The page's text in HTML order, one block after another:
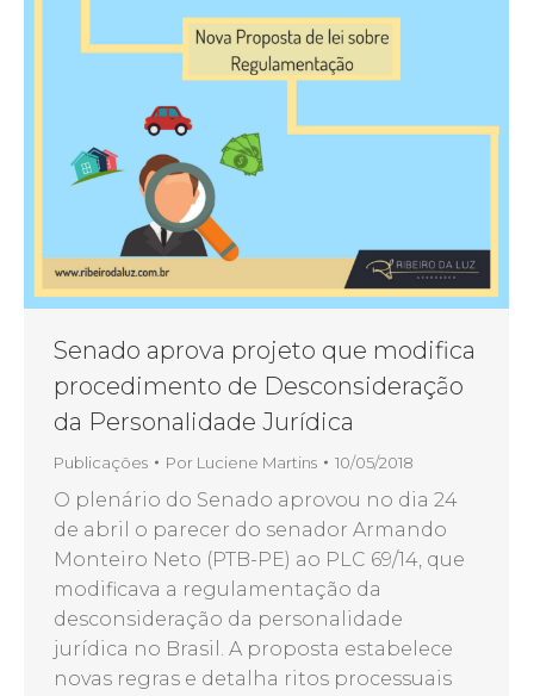
Senado aprova projeto que modifica
procedimento de Desconsideração
da Personalidade Jurídica
Publicações Por Luciene Martins 10/05/2018
O plenário do Senado aprovou no dia 24
de abril o parecer do senador Armando
Monteiro Neto (PTB-PE) ao PLC 69/14, que
modificava a regulamentação da
desconsideração da personalidade
jurídica no Brasil. A proposta estabelece
novas regras e detalha ritos processuais